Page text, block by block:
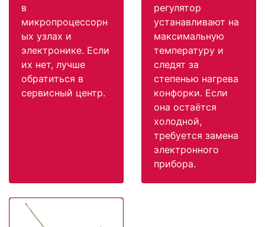
в
микропроцессорн
ых узлах и
электронике. Если
их нет, лучше
обратиться в
сервисный центр.
регулятор
устанавливают на
максимальную
температуру и
следят за
степенью нагрева
конфорки. Если
она остаётся
холодной,
требуется замена
электронного
прибора.